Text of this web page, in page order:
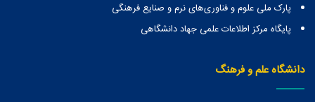
پارک ملی علوم و فناوری‌های نرم و صنایع فرهنگی
پایگاه مرکز اطلاعات علمی جهاد دانشگاهی
دانشگاه علم و فرهنگ